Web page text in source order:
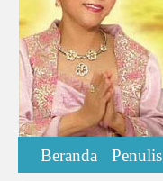
Beranda Penulis